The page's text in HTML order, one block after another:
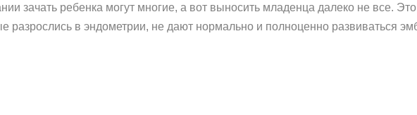
зачать ребенка могут многие, а вот выносить младенца далеко не все.
разрослись в эндометрии, не дают нормально и полноценно развиваться